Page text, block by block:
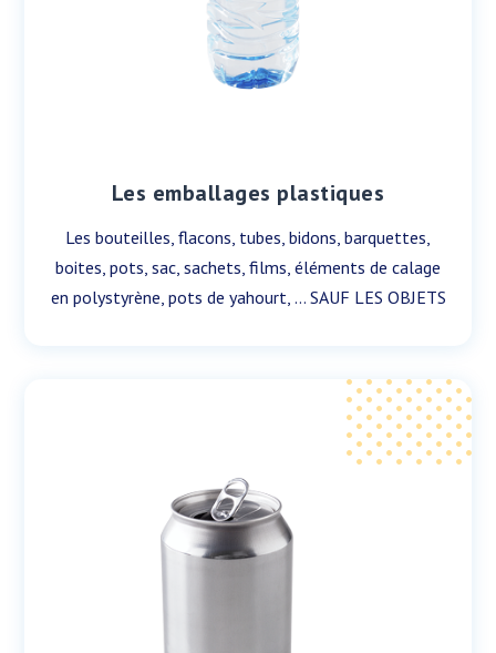
Les emballages plastiques
Les bouteilles, flacons, tubes, bidons, barquettes,
boites, pots, sac, sachets, films, éléments de calage
en polystyrène, pots de yahourt, … SAUF LES OBJETS